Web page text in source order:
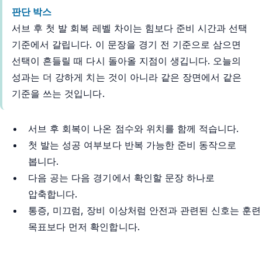
판단 박스
서브 후 첫 발 회복 레벨 차이는 힘보다 준비 시간과 선택
기준에서 갈립니다. 이 문장을 경기 전 기준으로 삼으면
선택이 흔들릴 때 다시 돌아올 지점이 생깁니다. 오늘의
성과는 더 강하게 치는 것이 아니라 같은 장면에서 같은
기준을 쓰는 것입니다.
서브 후 회복이 나온 점수와 위치를 함께 적습니다.
첫 발는 성공 여부보다 반복 가능한 준비 동작으로
봅니다.
다음 공는 다음 경기에서 확인할 문장 하나로
압축합니다.
통증, 미끄럼, 장비 이상처럼 안전과 관련된 신호는 훈련
목표보다 먼저 확인합니다.